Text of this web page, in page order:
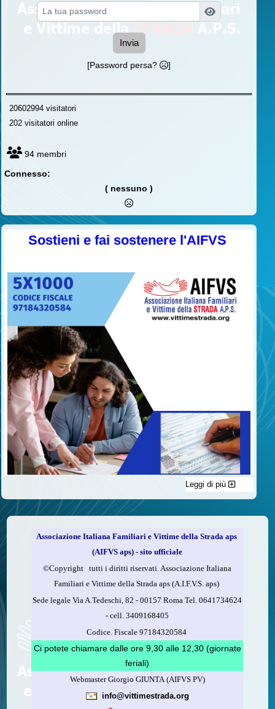
Invia
[Password persa? ]
20602994 visitatori
202 visitatori online
94 membri
Connesso:
( nessuno )
Sostieni e fai sostenere l'AIFVS
C'è un modo di contribuire alle attività dell’A.I.F.V.S. a favore
delle vittime della strada e per dare giustizia ai superstiti ed ai
loro familiari che non costa nulla: devolvere il 5 per mille della
Compila la scheda CUD o del modello 730.
Firma nel riquadro indicato come “Sostegno delle
organizzazioni non lucrative di utilità sociale, delle associazioni
Indica nel riquadro il codice fiscale dell’A.I.F.V.S.:
97184320584
Leggi come fare
Leggi di più
Associazione Italiana Familiari e Vittime della Strada aps
(AIFVS aps) - sito ufficiale
©​Copyright tutti i diritti riservati. Associazione Italiana
Familiari e Vittime della Strada aps (A.I.F.V.S. aps)
Sede legale Via A.Tedeschi, 82 - 00157 Roma Tel. 0641734624
-cell.3409168405
Codice. Fiscale 97184320584
Ci potete chiamare dalle ore 9,30 alle 12,30 (giornate
feriali)
Webmaster Giorgio GIUNTA (AIFVS PV)
info@vittimestrada.org